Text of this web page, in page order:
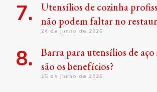
Utensílios de cozinha
não podem faltar no
24 de junho de 2026
Barra para utensílios de aço
são os benefícios?
15 de junho de 2026